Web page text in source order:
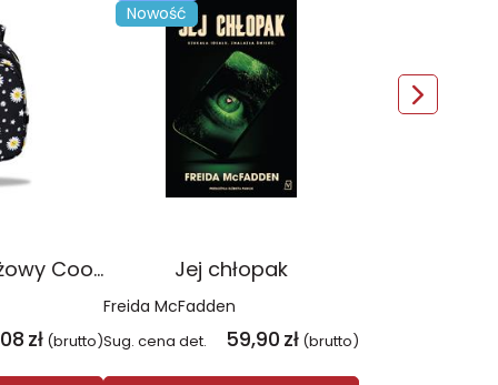
Plecak młodzieżowy Coolpack Jerry Daisy Black
zł (brutto)
Nowość
Jej chłopak
Freida McFadden
Sug. cena det. 59,90 zł (brutto)